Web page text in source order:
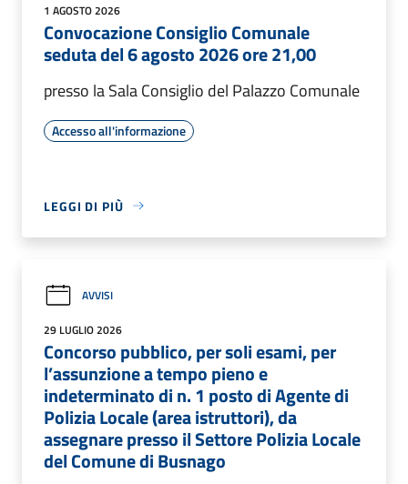
1 AGOSTO 2026
Convocazione Consiglio Comunale
seduta del 6 agosto 2026 ore 21,00
presso la Sala Consiglio del Palazzo Comunale
Accesso all'informazione
LEGGI DI PIÙ
AVVISI
29 LUGLIO 2026
Concorso pubblico, per soli esami, per
l’assunzione a tempo pieno e
indeterminato di n. 1 posto di Agente di
Polizia Locale (area istruttori), da
assegnare presso il Settore Polizia Locale
del Comune di Busnago